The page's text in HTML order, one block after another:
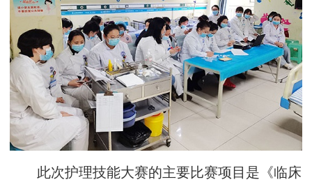
此次护理技能大赛的主要比赛项目是《临床